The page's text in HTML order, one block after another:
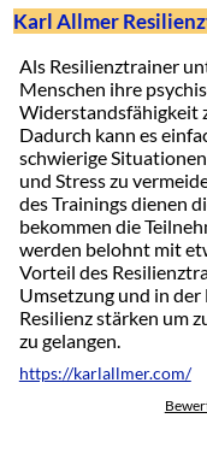
Karl Allmer
Als Resilienztrainer
Menschen ihre
Widerstandsfähigkeit
Dadurch kann es
schwierige
und Stress zu
des Trainings dienen
bekommen die
werden belohnt mit
Vorteil des
Umsetzung und in
Resilienz stärken um
zu gelangen.
https://karlallmer.com/